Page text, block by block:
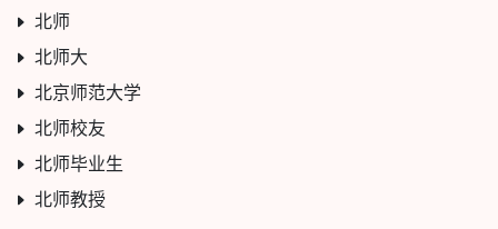
北师
北师大
北京师范大学
北师校友
北师毕业生
北师教授